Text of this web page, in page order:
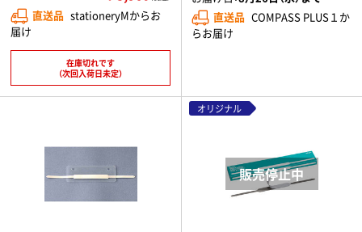
直送品 stationeryMからお
届け
在庫切れです
（次回入荷日未定）
直送品 COMPASS PLUS１か
らお届け
オリジナル